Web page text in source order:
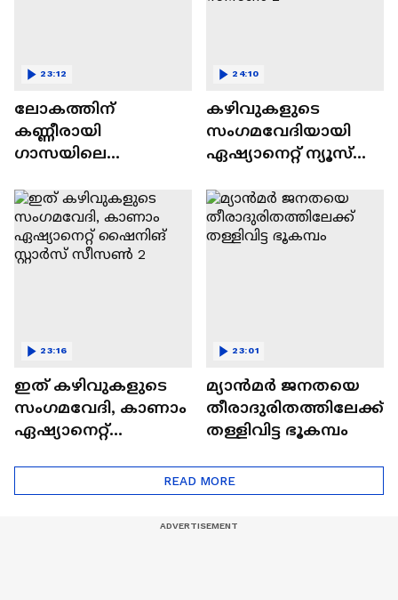
ലോകത്തിന്
കണ്ണീരായി
ഗാസയിലെ
കുഞ്ഞുങ്ങൾ
23:12
കഴിവുകളുടെ
സംഗമവേദിയായി
ഏഷ്യാനെറ്റ് ന്യൂസ്
സീസൺ 2
24:10
ഇത് കഴിവുകളുടെ
സംഗമവേദി, കാണാം
ഏഷ്യാനെറ്റ്
23:16
മ്യാൻമർ ജനതയെ
തീരാദുരിതത്തിലേക്ക്
തള്ളിവിട്ട ഭൂകമ്പം
23:01
READ MORE